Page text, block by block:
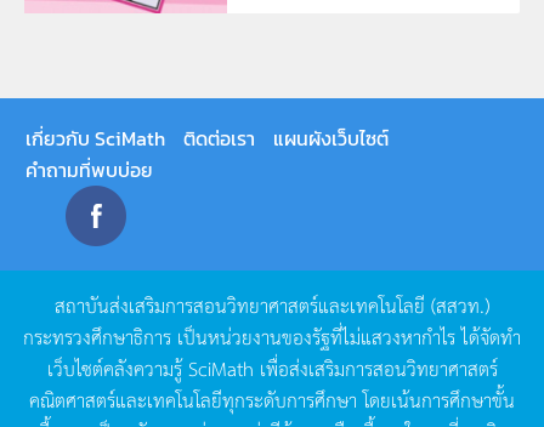
เกี่ยวกับ SciMath ติดต่อเรา
แผนผังเว็บไซต์
คำถามที่พบบ่อย
สถาบันส่งเสริมการสอนวิทยาศาสตร์และเทคโนโลยี (สสวท.)
กระทรวงศึกษาธิการ เป็นหน่วยงานของรัฐที่ไม่แสวงหากำไรได้จัดทำ
เว็บไซต์คลังความรู้SciMath เพื่อส่งเสริมการสอนวิทยาศาสตร์
คณิตศาสตร์และเทคโนโลยีทุกระดับการศึกษา โดยเน้นการศึกษาขั้น